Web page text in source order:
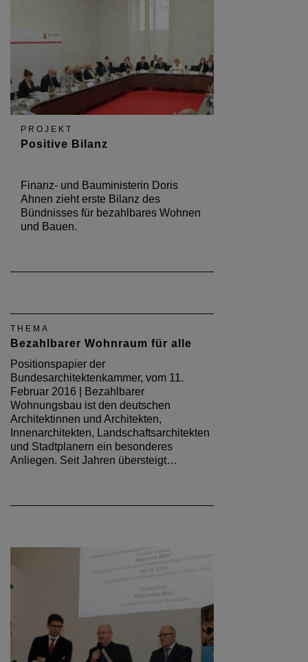
PROJEKT
Positive Bilanz
Finanz- und Bauministerin Doris
Ahnen zieht erste Bilanz des
Bündnisses für bezahlbares Wohnen
und Bauen.
THEMA
Bezahlbarer Wohnraum für alle
Positionspapier der
Bundesarchitektenkammer, vom 11.
Februar 2016 | Bezahlbarer
Wohnungsbau ist den deutschen
Architektinnen und Architekten,
Innenarchitekten, Landschaftsarchitekten
und Stadtplanern ein besonderes
Anliegen. Seit Jahren übersteigt…